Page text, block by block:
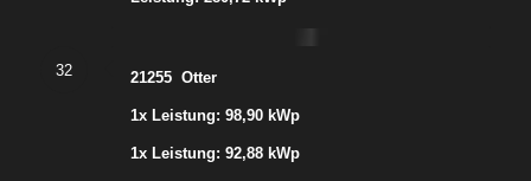
32 21255 Otter
1x Leistung: 98,90 kWp
1x Leistung: 92,88 kWp